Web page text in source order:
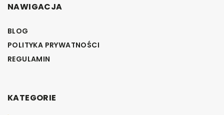
NAWIGACJA
BLOG
POLITYKA PRYWATNOŚCI
REGULAMIN
KATEGORIE